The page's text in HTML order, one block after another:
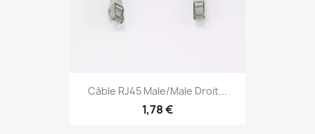
Câble RJ45 Male/Male Droit...
1,78 €